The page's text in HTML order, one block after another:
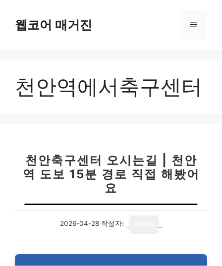
웹코어 매거진 메
천안역에서축구센터
천안축구센터 오시는길 | 천안
역 도보 15분 경로 직접 해봤어
요
2026-04-28 작성자: